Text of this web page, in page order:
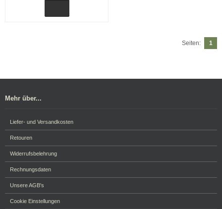
Seiten: 1
Mehr über...
Liefer- und Versandkosten
Retouren
Widerrufsbelehrung
Rechnungsdaten
Unsere AGB's
Cookie Einstellungen